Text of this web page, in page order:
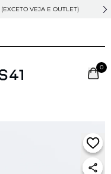
(EXCETO VEJA E OUTLET)
0